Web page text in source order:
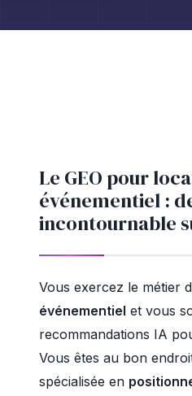
Le GEO pour
événementiel :
incontournable
Vous exercez le métier
événementiel et vous
recommandations IA
Vous êtes au bon
spécialisée en